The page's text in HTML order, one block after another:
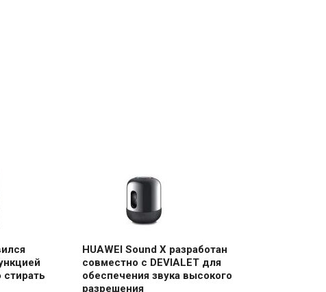
HUAWEI Sound X разработан
совместно с DEVIALET для
обеспечения звука высокого
разрешения